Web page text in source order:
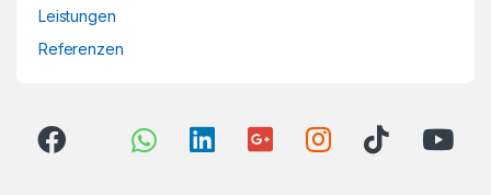
Leistungen
Referenzen